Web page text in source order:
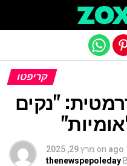
קריפטו
"נקים
on מרץ 29, 2025
thenewspepoleday
Exit